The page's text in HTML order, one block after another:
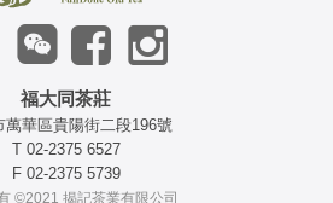
福大同茶莊
萬華區貴陽街二段196號
T 02-2375 6527
F 02-2375 5739
©2021 揭記茶業有限公司